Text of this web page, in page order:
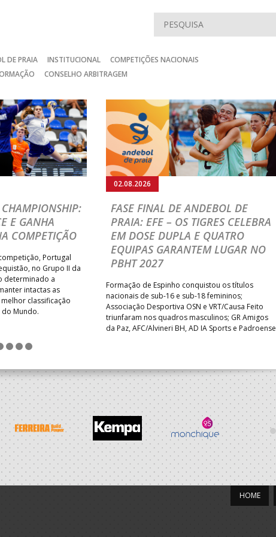
DE PRAIA INSTITUCIONAL
COMPETIÇÕES NACIONAIS
CONSELHO ARBITRAGEM
E GANHA
COMPETIÇÃO
Portugal
no Grupo II da
determinado a
intactas as
classificação
Mundo.
02.08.2026
FASE FINAL DE ANDEBOL DE
PRAIA: EFE – OS TIGRES CELEBRA
EM DOSE DUPLA E QUATRO
EQUIPAS GARANTEM LUGAR NO
PBHT 2027
Formação de Espinho conquistou os títulos
nacionais de sub-16 e sub-18 femininos;
Associação Desportiva OSN e VRT/Causa Feito
triunfaram nos quadros masculinos; GR Amigos
da Paz, AFC/Alvineri BH, AD IA Sports e Padroense
5 6 7
HOME